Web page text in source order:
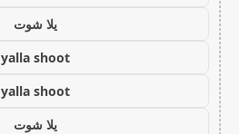
يلا شوت
yalla shoot
yalla shoot
يلا شوت